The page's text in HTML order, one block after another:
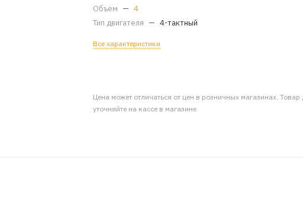
Объем — 4
Тип двигателя — 4-тактный
Все характеристики
Цена может отличаться от цен в розничных магазинах.
уточняйте на кассе в магазине